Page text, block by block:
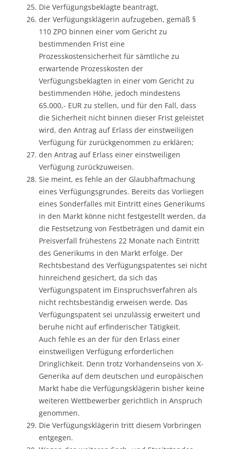
Die Verfügungsbeklagte beantragt,
der Verfügungsklägerin aufzugeben, gemäß §
110 ZPO binnen einer vom Gericht zu
bestimmenden Frist eine
Prozesskostensicherheit für sämtliche zu
erwartende Prozesskosten der
Verfügungsbeklagten in einer vom Gericht zu
bestimmenden Höhe, jedoch mindestens
65.000,- EUR zu stellen, und für den Fall, dass
die Sicherheit nicht binnen dieser Frist geleistet
wird, den Antrag auf Erlass der einstweiligen
Verfügung für zurückgenommen zu erklären;
den Antrag auf Erlass einer einstweiligen
Verfügung zurückzuweisen.
Sie meint, es fehle an der Glaubhaftmachung
eines Verfügungsgrundes. Bereits das Vorliegen
eines Sonderfalles mit Eintritt eines Generikums
in den Markt könne nicht festgestellt werden, da
die Festsetzung von Festbeträgen und damit ein
Preisverfall frühestens 22 Monate nach Eintritt
des Generikums in den Markt erfolge. Der
Rechtsbestand des Verfügungspatentes sei nicht
hinreichend gesichert, da sich das
Verfügungspatent im Einspruchsverfahren als
nicht rechtsbeständig erweisen werde. Das
Verfügungspatent sei unzulässig erweitert und
beruhe nicht auf erfinderischer Tätigkeit.
Auch fehle es an der für den Erlass einer
einstweiligen Verfügung erforderlichen
Dringlichkeit. Denn trotz Vorhandenseins von X-
Generika auf dem deutschen und europäischen
Markt habe die Verfügungsklägerin bisher keine
weiteren Wettbewerber gerichtlich in Anspruch
genommen.
Die Verfügungsklägerin tritt diesem Vorbringen
entgegen.